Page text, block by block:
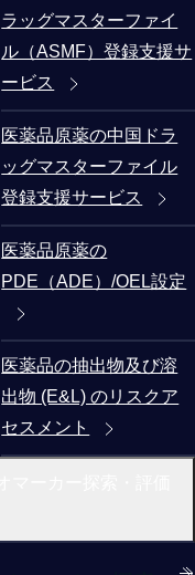
ラッグマスターファイ
ル（ASMF）登録支援サ
ービス
医薬品原薬の中国ドラ
ッグマスターファイル
登録支援サービス
医薬品原薬の
PDE（ADE）/OEL設定
医薬品の抽出物及び溶
出物 (E&L) のリスクア
セスメント